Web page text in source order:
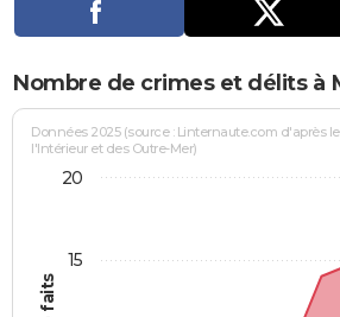
FORUM
Bricolage
Lifestyle
Culture
Sport
Auto
Television
Voyage
Cinema
Nombre de crimes et délits à
Données 2025 (source : Linternaute.com d'après
l'Intérieur et des Outre-Mer)
15
20